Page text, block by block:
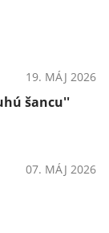
19. MÁJ 2026
šancu''
07. MÁJ 2026